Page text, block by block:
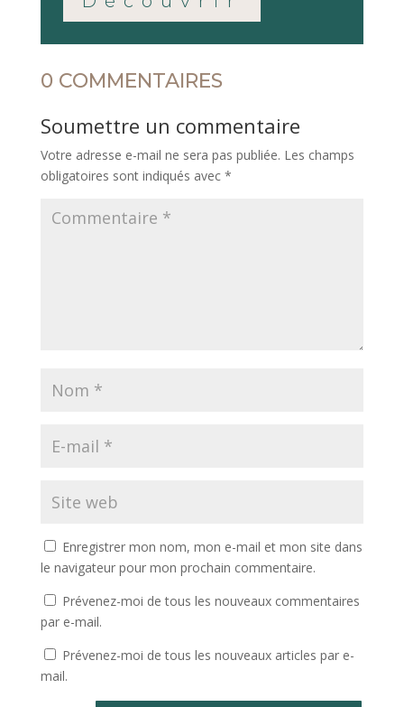
0 COMMENTAIRES
Soumettre un commentaire
Votre adresse e-mail ne sera pas publiée. Les champs
obligatoires sont indiqués avec *
Enregistrer mon nom, mon e-mail et mon site dans
le navigateur pour mon prochain commentaire.
Prévenez-moi de tous les nouveaux commentaires
par e-mail.
Prévenez-moi de tous les nouveaux articles par e-
mail.